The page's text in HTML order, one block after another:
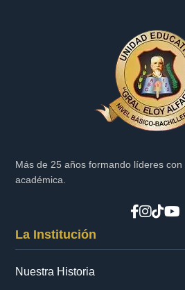
Más de 25 años formando líderes
académica.
La Institución
Nuestra Historia